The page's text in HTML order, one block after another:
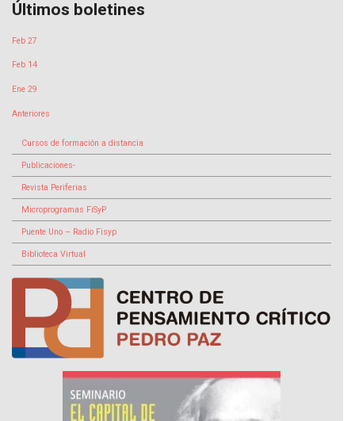
Últimos boletines
Feb 27
Feb 14
Ene 29
Anteriores
Cursos de formación a distancia
Publicaciones-
Revista Periferias
Microprogramas FiSyP
Puente Uno – Radio Fisyp
Biblioteca Virtual